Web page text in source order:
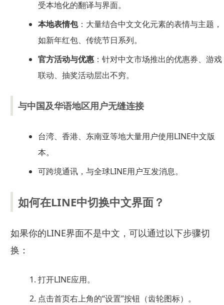
受本地化的翻译与界面。
本地表情包：大量结合中文文化元素的表情与主题，
如新年红包、传统节日系列。
官方活动与优惠：针对中文市场推出的优惠券、游戏
联动、抽奖活动层出不穷。
与中国及华语地区用户无缝连接
台湾、香港、东南亚等地大量用户使用LINE中文版
本。
可跨境通讯，与全球LINE用户互发消息。
如何在LINE中切换中文界面？
如果你的LINE界面不是中文，可以通过以下步骤切
换：
打开LINE应用。
点击首页右上角的“设置”按钮（齿轮图标）。